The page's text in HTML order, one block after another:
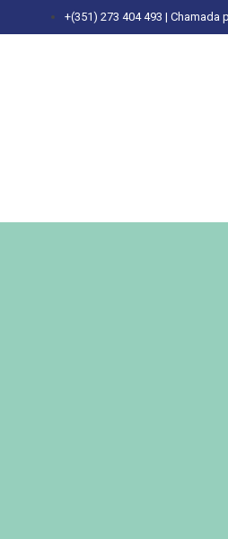
+(351) 273 404 493 | Chamada